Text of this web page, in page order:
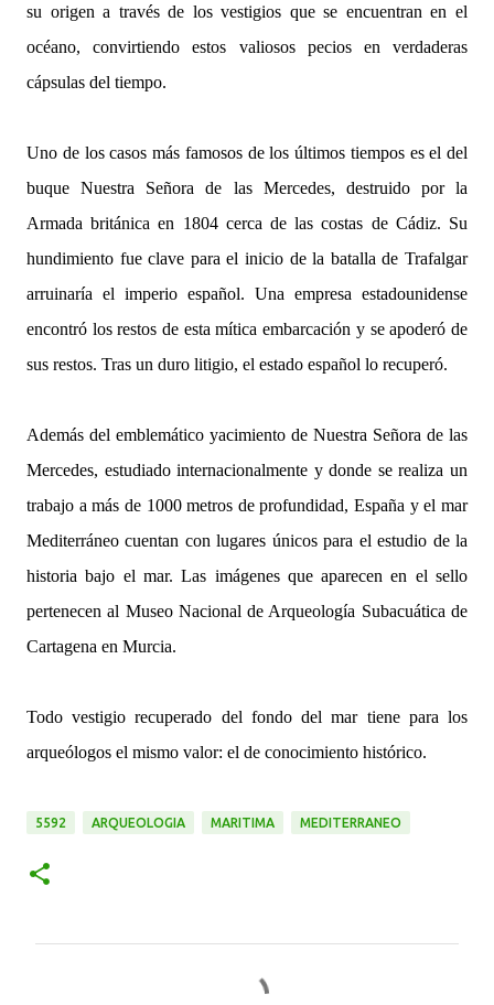
su origen a través de los vestigios que se encuentran en el
océano, convirtiendo estos valiosos pecios en verdaderas
cápsulas del tiempo.
Uno de los casos más famosos de los últimos tiempos es el del
buque Nuestra Señora de las Mercedes, destruido por la
Armada británica en 1804 cerca de las costas de Cádiz. Su
hundimiento fue clave para el inicio de la batalla de Trafalgar
arruinaría el imperio español. Una empresa estadounidense
encontró los restos de esta mítica embarcación y se apoderó de
sus restos. Tras un duro litigio, el estado español lo recuperó.
Además del emblemático yacimiento de Nuestra Señora de las
Mercedes, estudiado internacionalmente y donde se realiza un
trabajo a más de 1000 metros de profundidad, España y el mar
Mediterráneo cuentan con lugares únicos para el estudio de la
historia bajo el mar. Las imágenes que aparecen en el sello
pertenecen al Museo Nacional de Arqueología Subacuática de
Cartagena en Murcia.
Todo vestigio recuperado del fondo del mar tiene para los
arqueólogos el mismo valor: el de conocimiento histórico.
5592 ARQUEOLOGIA MARITIMA MEDITERRANEO